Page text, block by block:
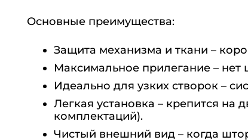
Основные преимущества:
Защита механизма и ткани –
Максимальное прилегание – нет
Идеально для узких створок –
Легкая установка – крепится на
комплектаций).
Чистый внешний вид – когда